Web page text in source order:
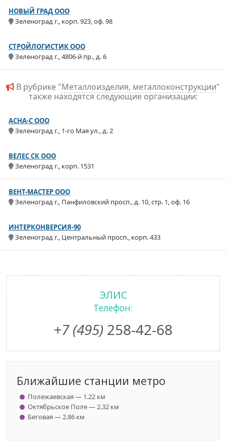
НОВЫЙ ГРАД ООО
Зеленоград г., корп. 923, оф. 98
СТРОЙЛОГИСТИК ООО
Зеленоград г., 4806-й пр., д. 6
В рубрике "Металлоизделия, металлоконструкции"
также находятся следующие организации:
АСНА-С ООО
Зеленоград г., 1-го Мая ул., д. 2
ВЕЛЕС СК ООО
Зеленоград г., корп. 1531
ВЕНТ-МАСТЕР ООО
Зеленоград г., Панфиловский просп., д. 10, стр. 1, оф. 16
ИНТЕРКОНВЕРСИЯ-90
Зеленоград г., Центральный просп., корп. 433
ЭЛИС
Телефон:
+7 (495) 258-42-68
Ближайшие станции метро
Полежаевская — 1.22 км
Октябрьское Поле — 2.32 км
Беговая — 2.86 км